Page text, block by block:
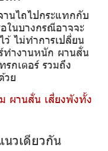
นไถไปกระแทกกับ
ในบางกรณีอาจจะ
ไม่ทำการเปลี่ยน
ทำงานหนัก ผานสั่น
กเตอร์ รวมถึง
วย
ผานสั่น เสี่ยงพังทั้ง
วเดียวกัน